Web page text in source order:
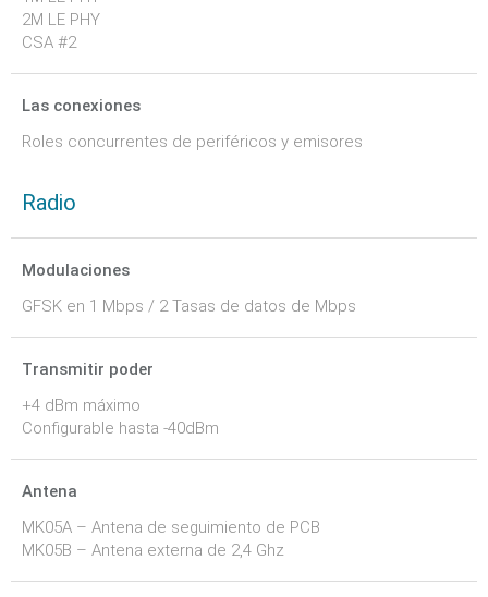
2M LE PHY
CSA #2
Las conexiones
Roles concurrentes de periféricos y emisores
Radio
Modulaciones
GFSK en 1 Mbps / 2 Tasas de datos de Mbps
Transmitir poder
+4 dBm máximo
Configurable hasta -40dBm
Antena
MK05A – Antena de seguimiento de PCB
MK05B – Antena externa de 2,4 Ghz